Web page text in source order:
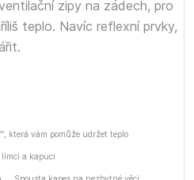
zipy na zádech, pro
teplo. Navíc reflexní prvky,
která vám pomůže udržet teplo
a kapuci